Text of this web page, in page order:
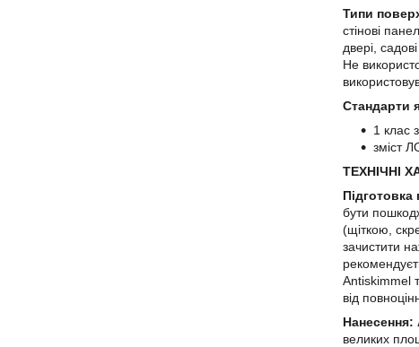
Типи
стінові
двері,
Не
Стандарти
1 клас
зміст
ТЕХНІЧНІ
Підготовка
бути
(щіткою,
зачистити
Antiskimmel
від
Нанесення:
великих